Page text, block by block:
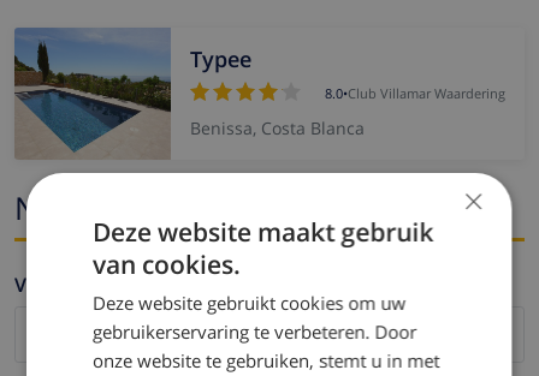
Typee
8.0•Club Villamar Waardering
Benissa, Costa Blanca
Naam en email
Voornaam *
×
Deze website maakt gebruik
van cookies.
Deze website gebruikt cookies om uw
gebruikerservaring te verbeteren. Door
onze website te gebruiken, stemt u in met